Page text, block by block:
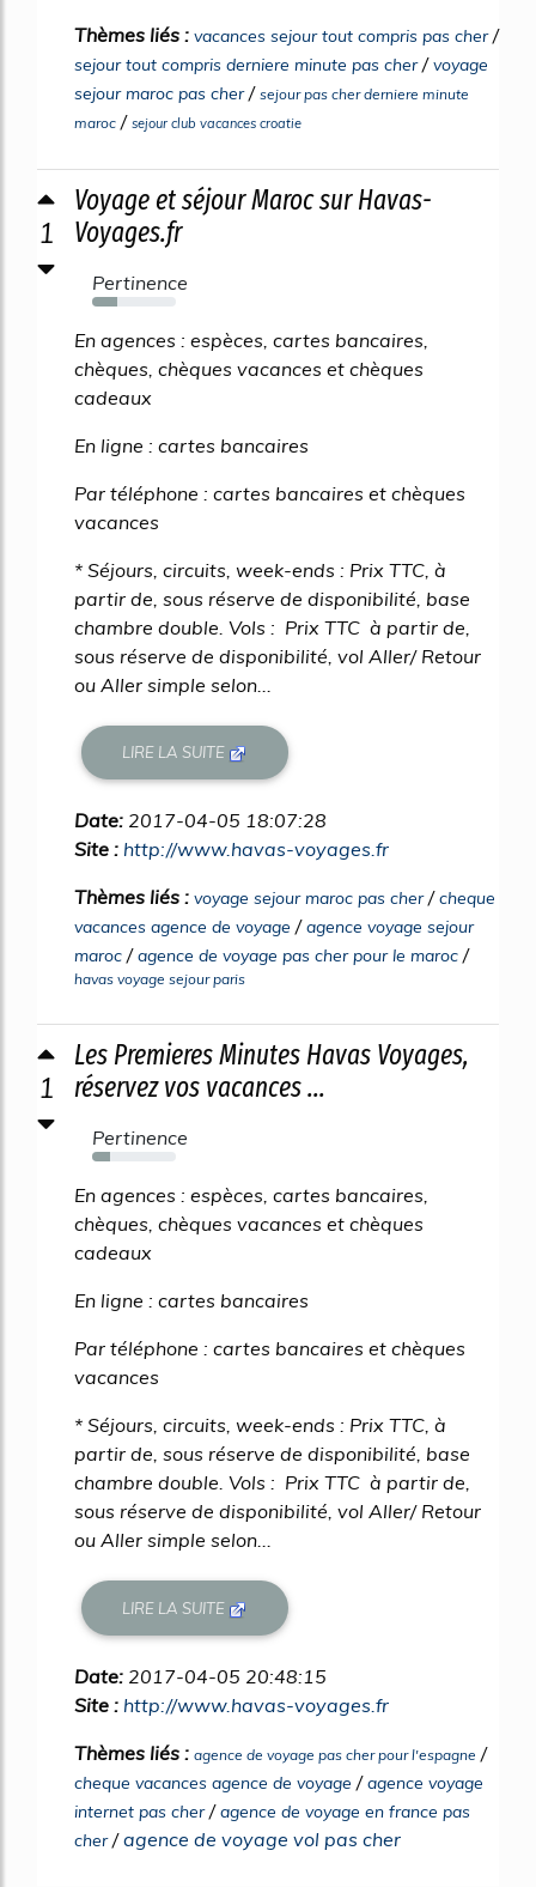
Thèmes liés : vacances sejour tout compris pas cher/
sejour tout compris derniere minute pas cher/voyage
sejour maroc pas cher/ sejour pas cher derniere minute
maroc / sejour club vacances croatie
1
Voyage et séjour Maroc sur Havas-
Voyages.fr
Pertinence
30%
En agences : espèces, cartes bancaires,
chèques, chèques vacances et chèques
cadeaux
En ligne : cartes bancaires
Par téléphone : cartes bancaires et chèques
vacances
* Séjours, circuits, week-ends : Prix TTC, à
partir de, sous réserve de disponibilité, base
chambre double. Vols : Prix TTC à partir de,
sous réserve de disponibilité, vol Aller/ Retour
ou Aller simple selon...
LIRE LA SUITE
Date: 2017-04-05 18:07:28
Site : http://www.havas-voyages.fr
Thèmes liés : voyage sejour maroc pas cher/cheque
vacances agence de voyage /agence voyage sejour
maroc /agence de voyage pas cher pour le maroc /
havas voyage sejour paris
1
Les Premieres Minutes Havas Voyages,
réservez vos vacances ...
Pertinence
22%
En agences : espèces, cartes bancaires,
chèques, chèques vacances et chèques
cadeaux
En ligne : cartes bancaires
Par téléphone : cartes bancaires et chèques
vacances
* Séjours, circuits, week-ends : Prix TTC, à
partir de, sous réserve de disponibilité, base
chambre double. Vols : Prix TTC à partir de,
sous réserve de disponibilité, vol Aller/ Retour
ou Aller simple selon...
LIRE LA SUITE
Date: 2017-04-05 20:48:15
Site : http://www.havas-voyages.fr
Thèmes liés : agence de voyage pas cher pour l'espagne /
cheque vacances agence de voyage /agence voyage
internet pas cher/agence de voyage en france pas
cher/agence de voyage vol pas cher